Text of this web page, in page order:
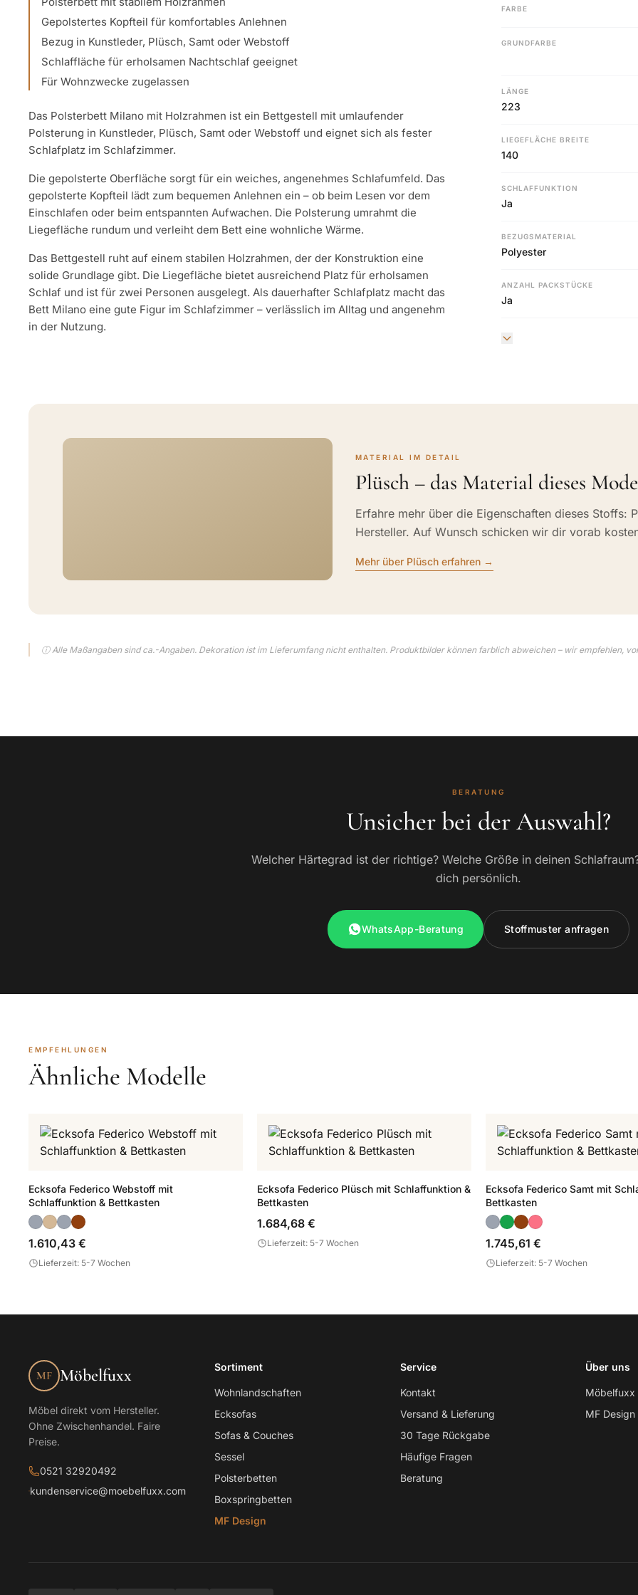
Gepolstertes Kopfteil für komfortables Anlehnen
Bezug in Kunstleder, Plüsch, Samt oder Webstoff
Schlaffläche für erholsamen Nachtschlaf geeignet
Für Wohnzwecke zugelassen
Das Polsterbett Milano mit Holzrahmen ist ein Bettgestell mit umlaufender
Polsterung in Kunstleder, Plüsch, Samt oder Webstoff und eignet sich als fester
Schlafplatz im Schlafzimmer.
Die gepolsterte Oberfläche sorgt für ein weiches, angenehmes Schlafumfeld. Das
gepolsterte Kopfteil lädt zum bequemen Anlehnen ein – ob beim Lesen vor dem
Einschlafen oder beim entspannten Aufwachen. Die Polsterung umrahmt die
Liegefläche rundum und verleiht dem Bett eine wohnliche Wärme.
Das Bettgestell ruht auf einem stabilen Holzrahmen, der der Konstruktion eine
solide Grundlage gibt. Die Liegefläche bietet ausreichend Platz für erholsamen
Schlaf und ist für zwei Personen ausgelegt. Als dauerhafter Schlafplatz macht das
Bett Milano eine gute Figur im Schlafzimmer – verlässlich im Alltag und angenehm
in der Nutzung.
FARBE
GRUNDFARBE
LÄNGE
223
LIEGEFLÄCHE BREITE
140
SCHLAFFUNKTION
Ja
BEZUGSMATERIAL
Polyester
ANZAHL PACKSTÜCKE
Ja
MATERIAL IM DETAIL
Plüsch – das Material dieses
Erfahre mehr über die Eigenschaften dieses Stoffs:
Hersteller. Auf Wunsch schicken wir dir vorab
Mehr über Plüsch erfahren →
ⓘ Alle Maßangaben sind ca.-Angaben. Dekoration ist im Lieferumfang nicht enthalten. Produktbilder können farblich abweichen – wir empfehlen,
BERATUNG
Unsicher bei der Auswahl?
Welcher Härtegrad ist der richtige? Welche Größe in deinen
dich persönlich.
WhatsApp-Beratung Stoffmuster anfragen
EMPFEHLUNGEN
Ähnliche Modelle
Ecksofa Federico Webstoff mit
Schlaffunktion & Bettkasten
1.610,43 €
Lieferzeit: 5-7 Wochen
Ecksofa Federico Plüsch mit Schlaffunktion &
Bettkasten
1.684,68 €
Lieferzeit: 5-7 Wochen
Ecksofa Federico Samt mit
Bettkasten
1.745,61 €
Lieferzeit: 5-7 Wochen
MF Möbelfuxx
Möbel direkt vom Hersteller.
Ohne Zwischenhandel. Faire
Preise.
0521 32920492
kundenservice@moebelfuxx.com
Sortiment
Wohnlandschaften
Ecksofas
Sofas & Couches
Sessel
Polsterbetten
Boxspringbetten
MF Design
Service
Kontakt
Versand & Lieferung
30 Tage Rückgabe
Häufige Fragen
Beratung
Über uns
Möbelfuxx
MF Design